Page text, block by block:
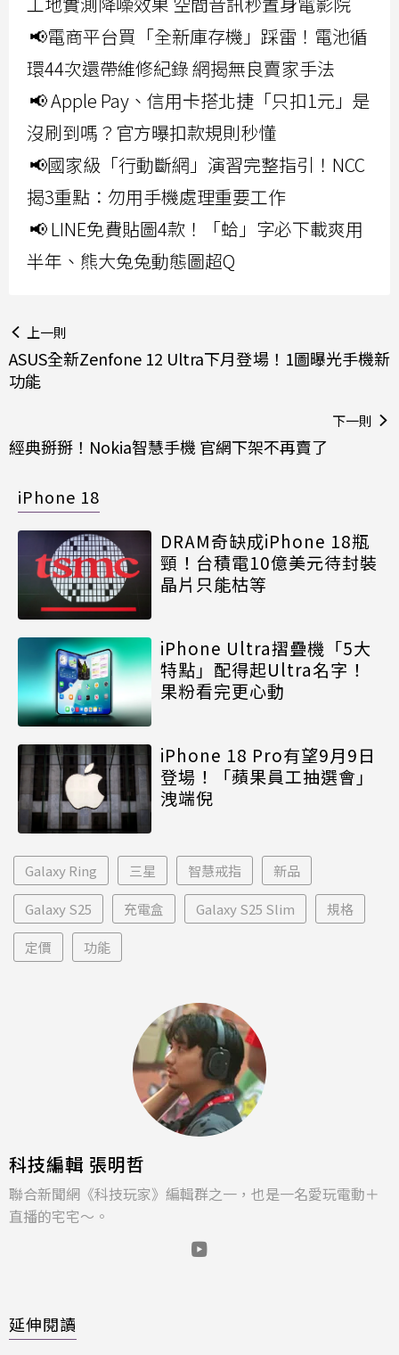
📢電商平台買「全新庫存機」踩雷！電池循
環44次還帶維修紀錄 網揭無良賣家手法
📢 Apple Pay、信用卡搭北捷「只扣1元」是
沒刷到嗎？官方曝扣款規則秒懂
📢國家級「行動斷網」演習完整指引！NCC
揭3重點：勿用手機處理重要工作
📢 LINE免費貼圖4款！「蛤」字必下載爽用
半年、熊大兔兔動態圖超Q
上一則
ASUS全新Zenfone 12 Ultra下月登場！1圖曝光手機新
功能
下一則
經典掰掰！Nokia智慧手機 官網下架不再賣了
iPhone 18
DRAM奇缺成iPhone 18瓶
頸！台積電10億美元待封裝
晶片只能枯等
iPhone Ultra摺疊機「5大
特點」配得起Ultra名字！
果粉看完更心動
iPhone 18 Pro有望9月9日
登場！「蘋果員工抽選會」
洩端倪
Galaxy Ring 三星 智慧戒指 新品
Galaxy S25 充電盒 Galaxy S25 Slim 規格
定價 功能
科技編輯 張明哲
聯合新聞網《科技玩家》編輯群之一，也是一名愛玩電動＋
直播的宅宅～。
延伸閱讀